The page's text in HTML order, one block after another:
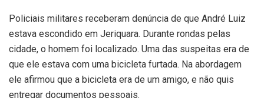
Policiais militares receberam denúncia de que André Luiz
estava escondido em Jeriquara. Durante rondas pelas
cidade, o homem foi localizado. Uma das suspeitas era de
que ele estava com uma bicicleta furtada. Na abordagem
ele afirmou que a bicicleta era de um amigo, e não quis
entregar documentos pessoais.